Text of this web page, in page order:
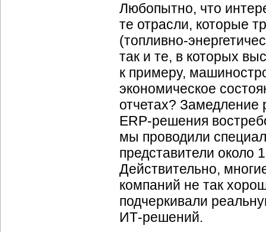
Любопытно, что
те отрасли, которые
(топливно-
так и те, в которых
к примеру,
экономическое
отчетах? Замедление
ERP-решения
мы проводили
представители около
Действительно,
компаний не так
подчеркивали
ИТ-решений.